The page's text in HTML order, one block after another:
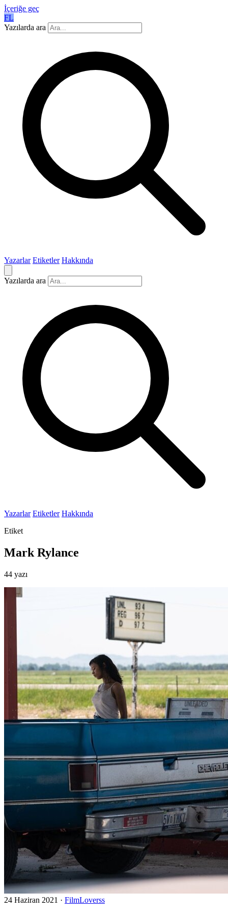
İçeriğe geç
FL
Yazılarda ara
Yazarlar Etiketler Hakkında
Yazılarda ara
Yazarlar Etiketler Hakkında
Etiket
Mark Rylance
44 yazı
24 Haziran 2021 · FilmLoverss